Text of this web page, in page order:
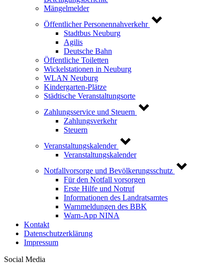
Mängelmelder
Öffentlicher Personennahverkehr
Stadtbus Neuburg
Agilis
Deutsche Bahn
Öffentliche Toiletten
Wickelstationen in Neuburg
WLAN Neuburg
Kindergarten-Plätze
Städtische Veranstaltungsorte
Zahlungsservice und Steuern
Zahlungsverkehr
Steuern
Veranstaltungskalender
Veranstaltungskalender
Notfallvorsorge und Bevölkerungsschutz
Für den Notfall vorsorgen
Erste Hilfe und Notruf
Informationen des Landratsamtes
Warnmeldungen des BBK
Warn-App NINA
Kontakt
Datenschutzerklärung
Impressum
Social Media